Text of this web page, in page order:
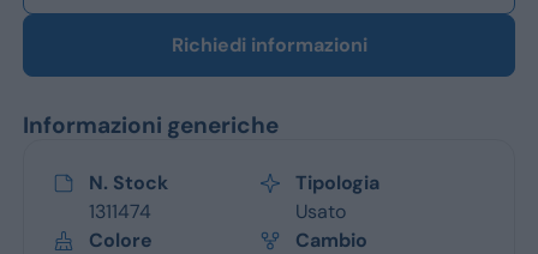
Richiedi informazioni
Informazioni generiche
N. Stock
1311474
Tipologia
Usato
Colore
Cambio